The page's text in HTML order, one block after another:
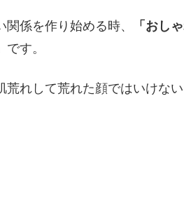
係を作り始める時、 「おしゃ
す。
荒れして荒れた顔ではいけな